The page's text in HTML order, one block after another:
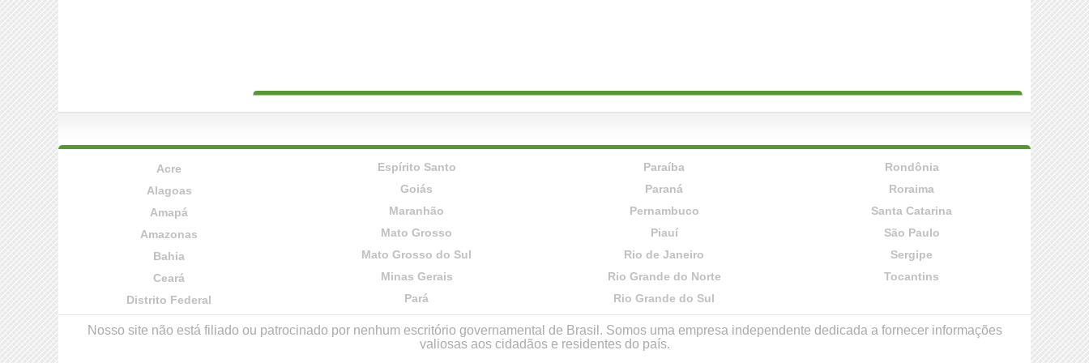
Acre
Alagoas
Amapá
Amazonas
Bahia
Ceará
Distrito Federal
Espírito Santo
Goiás
Maranhão
Mato Grosso
Mato Grosso do Sul
Minas Gerais
Pará
Paraíba
Paraná
Pernambuco
Piauí
Rio de Janeiro
Rio Grande do Norte
Rio Grande do Sul
Rondônia
Roraima
Santa Catarina
São Paulo
Sergipe
Tocantins
Nosso site não está filiado ou patrocinado por nenhum escritório governamental de Brasil. Somos uma empresa independente dedicada a fornecer informações
valiosas aos cidadãos e residentes do país.